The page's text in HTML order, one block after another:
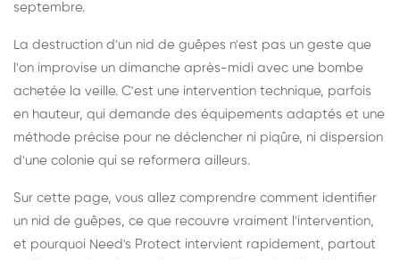
septembre.
La destruction d'un nid de guêpes n'est pas un geste que
l'on improvise un dimanche après-midi avec une bombe
achetée la veille. C'est une intervention technique, parfois
en hauteur, qui demande des équipements adaptés et une
méthode précise pour ne déclencher ni piqûre, ni dispersion
d'une colonie qui se reformera ailleurs.
Sur cette page, vous allez comprendre comment identifier
un nid de guêpes, ce que recouvre vraiment l'intervention,
et pourquoi Need's Protect intervient rapidement, partout